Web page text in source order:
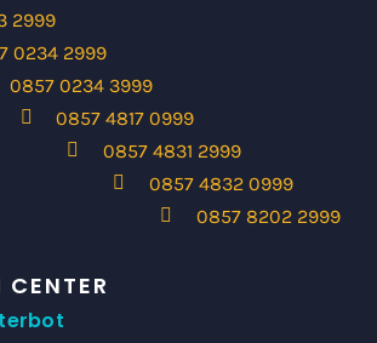
2999
0234 2999
0857 0234 3999
0857 4817 0999
0857 4831 2999
0857 4832 0999
0857 8202 2999
CENTER